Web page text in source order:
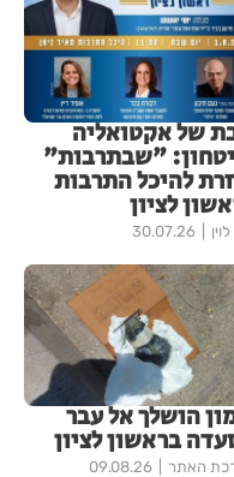
של אקטואליה
"שבתרבות"
להיכל התרבות
לציון
30.07.26
הושלך אל עבר
בראשון לציון
האתר 09.08.26